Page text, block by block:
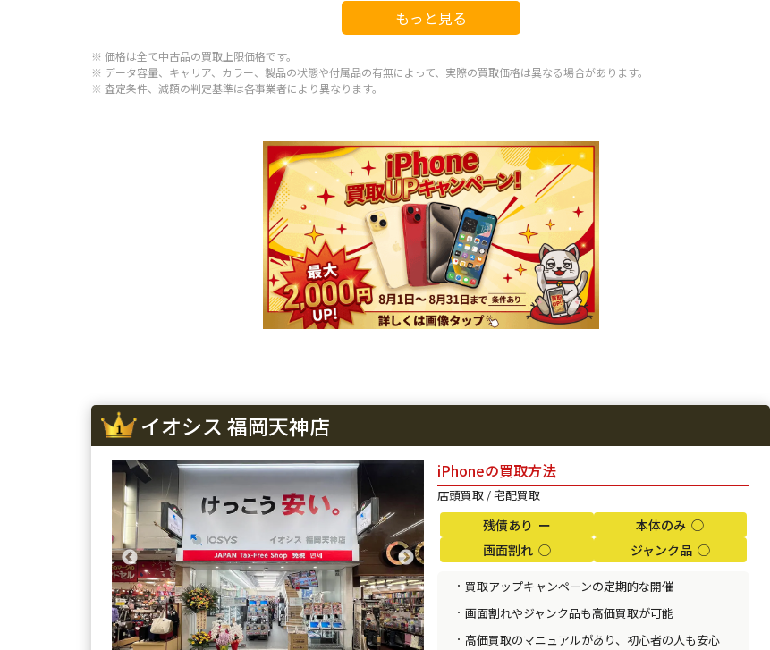
iPhone 15 Plus
iPhone 13 mini
iPhone 13 Pro
iPhone 13 Pro Max
iPhone 12 mini
iPhone 12 Pro
iPhone 12 Pro Max
iPhone 12
¥97,100
¥143,100
¥66,600
¥66,600
¥86,600
¥98,100
¥29,600
¥50,100
¥69,100
¥27,600
¥40,600
¥51,100
¥37,100
¥85,000
¥88,000
¥130,000
¥65,000
¥62,000
¥84,000
¥95,000
¥29,000
¥44,000
¥60,000
¥70,000
¥27,000
¥40,000
¥49,000
¥30,000
¥85,000
¥90,000
¥125,000
¥63,000
¥58,000
¥78,000
¥93,000
¥25,000
¥40,000
¥55,000
¥63,000
¥23,000
¥33,000
¥45,000
¥25,000
¥83,000
¥116,500
¥63,000
¥56,000
¥77,000
¥93,000
¥20,500
¥41,500
¥57,000
¥17,500
¥38,000
¥46,500
¥27,000
¥33,000
¥48,000
¥19,000
¥31,000
¥26,000
もっと見る
※ 価格は全て中古品の買取上限価格です。
※ データ容量、キャリア、カラー、製品の状態や付属品の有無によって、実際の買取価格は異なる場合があります。
※ 査定条件、減額の判定基準は各事業者により異なります。
イオシス 福岡天神店
iPhoneの買取方法
店頭買取 / 宅配買取
残債あり ー
本体のみ ◯
画面割れ ◯
ジャンク品 ◯
買取アップキャンペーンの定期的な開催
画面割れやジャンク品も高価買取が可能
高価買取のマニュアルがあり、初心者の人も安心